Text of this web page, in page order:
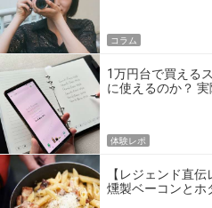
コラム
1万円台で買える
に使えるのか？
体験レポ
【レジェンド直
燻製ベーコンとホ